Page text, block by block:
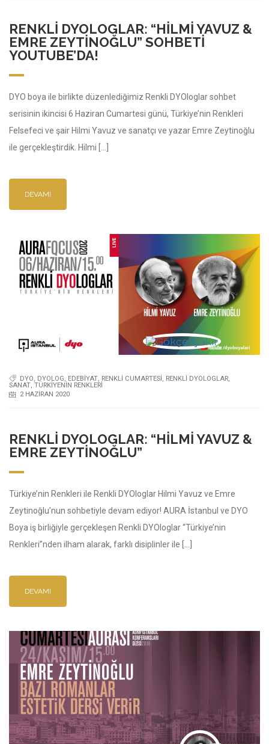
RENKLI DYOLOGLAR: “HILMI YAVUZ &
EMRE ZEYTINOĞLU” SOHBETI
YOUTUBE’DA!
DYO boya ile birlikte düzenlediğimiz Renkli DYOloglar sohbet
serisinin ikincisi 6 Haziran Cumartesi günü, Türkiye’nin Renkleri
Felsefeci ve şair Hilmi Yavuz ve sanatçı ve yazar Emre Zeytinoğlu
ile gerçekleştirdik. Hilmi […]
DEVAMI
DYO, DYOLOG, EDEBIYAT, RENKLI CUMARTESI, RENKLI DYOLOGLAR,
SANAT, TÜRKIYENIN RENKLERI
2 HAZIRAN 2020
RENKLI DYOLOGLAR: “HILMI YAVUZ &
EMRE ZEYTINOĞLU”
Türkiye’nin Renkleri ile Renkli DYOloglar Hilmi Yavuz ve Emre
Zeytinoğlu’nun sohbetiyle devam ediyor! AURA İstanbul ve DYO
Boya iş birliğiyle gerçekleşen Renkli DYOloglar “Türkiye’nin
Renkleri”nden ilham alarak, farklı disiplinler ile […]
DEVAMI